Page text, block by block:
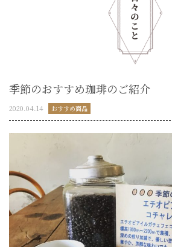
季節のおすすめ珈琲のご紹介
2020.04.14 おすすめ商品